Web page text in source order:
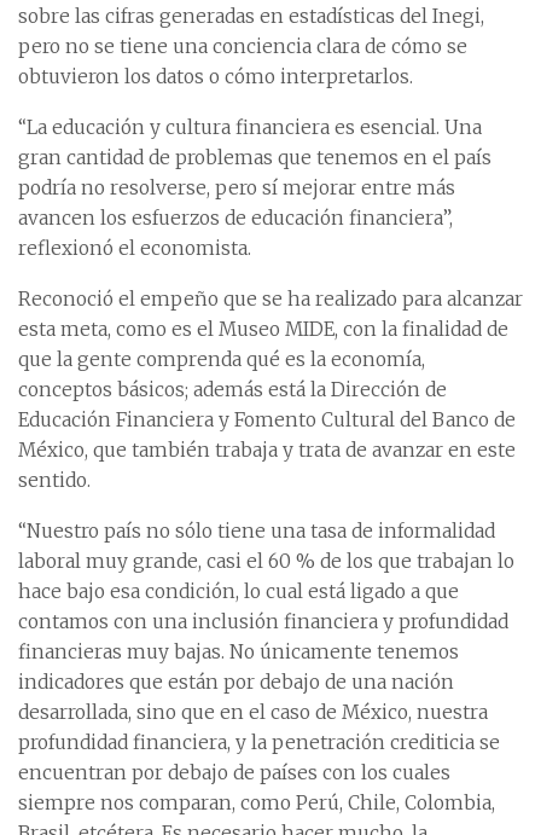
sobre las cifras generadas en estadísticas del Inegi,
pero no se tiene una conciencia clara de cómo se
obtuvieron los datos o cómo interpretarlos.
“La educación y cultura financiera es esencial. Una
gran cantidad de problemas que tenemos en el país
podría no resolverse, pero sí mejorar entre más
avancen los esfuerzos de educación financiera”,
reflexionó el economista.
Reconoció el empeño que se ha realizado para alcanzar
esta meta, como es el Museo MIDE, con la finalidad de
que la gente comprenda qué es la economía,
conceptos básicos; además está la Dirección de
Educación Financiera y Fomento Cultural del Banco de
México, que también trabaja y trata de avanzar en este
sentido.
“Nuestro país no sólo tiene una tasa de informalidad
laboral muy grande, casi el 60 % de los que trabajan lo
hace bajo esa condición, lo cual está ligado a que
contamos con una inclusión financiera y profundidad
financieras muy bajas. No únicamente tenemos
indicadores que están por debajo de una nación
desarrollada, sino que en el caso de México, nuestra
profundidad financiera, y la penetración crediticia se
encuentran por debajo de países con los cuales
siempre nos comparan, como Perú, Chile, Colombia,